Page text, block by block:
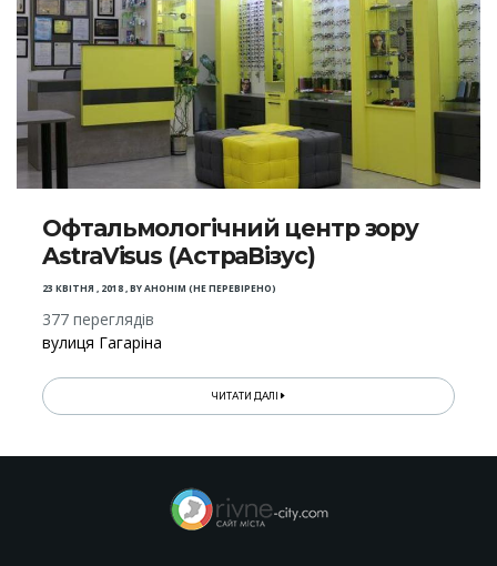
Офтальмологічний центр зору
AstraVisus (АстраВізус)
23 КВІТНЯ , 2018,BYАНОНІМ (НЕ ПЕРЕВІРЕНО)
377 переглядів
вулиця Гагаріна
ЧИТАТИ ДАЛІ